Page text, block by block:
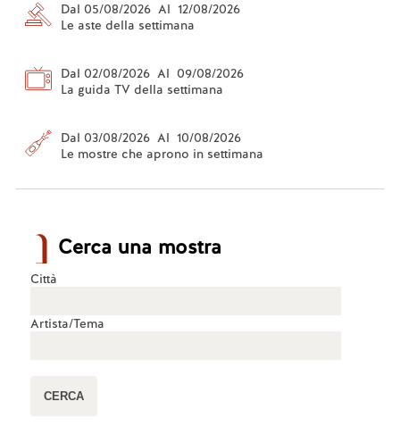
Dal 05/08/2026 Al 12/08/2026
Le aste della settimana
Dal 02/08/2026 Al 09/08/2026
La guida TV della settimana
Dal 03/08/2026 Al 10/08/2026
Le mostre che aprono in settimana
Cerca una mostra
Città
Artista/Tema